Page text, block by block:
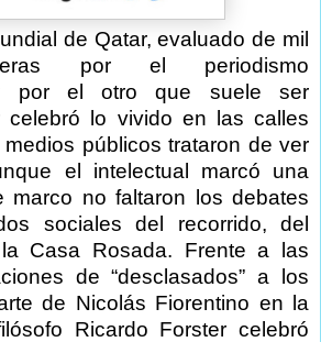
de Qatar, evaluado de mil
por el periodismo
por el otro que suele ser
celebró lo vivido en las calles
medios públicos trataron de ver
el intelectual marcó una
marco no faltaron los debates
sociales del recorrido, del
Casa Rosada. Frente a las
de “desclasados” a los
de Nicolás Fiorentino en la
Ricardo Forster celebró